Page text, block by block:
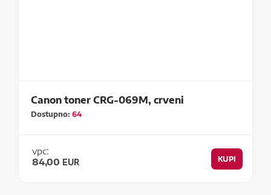
Canon toner CRG-069M, crveni
Dostupno:64
vpc:
84,00 EUR KUPI